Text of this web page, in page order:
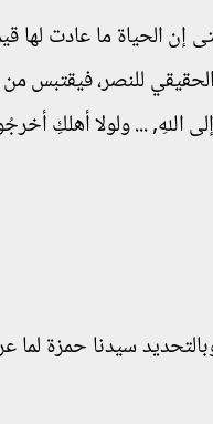
الحياة ما عادت
للنصر، فيقتبس
اللهِ, ... ولولا أهلكِ
سيدنا حمزة لما